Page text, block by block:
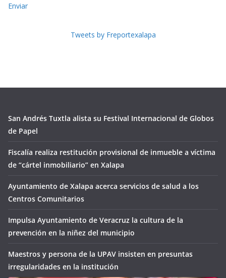
Enviar
Tweets by Freportexalapa
San Andrés Tuxtla alista su Festival Internacional de Globos
de Papel
Fiscalía realiza restitución provisional de inmueble a víctima
de “cártel inmobiliario” en Xalapa
Ayuntamiento de Xalapa acerca servicios de salud a los
Centros Comunitarios
Impulsa Ayuntamiento de Veracruz la cultura de la
prevención en la niñez del municipio
Maestros y persona de la UPAV insisten en presuntas
irregularidades en la institución